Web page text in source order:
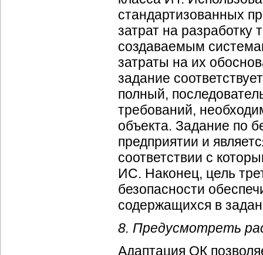
стандартизованных
затрат на
создаваемым
затраты на их
задание
полный,
требований,
объекта. Задание по
предприятии и
соответствии с
ИС. Наконец, цель
безопасности
содержащихся в
8. Предусмотреть
Адаптация ОК